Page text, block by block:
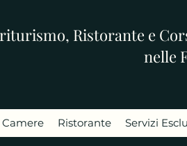
Ristorante e
nelle
Camere Ristorante Servizi